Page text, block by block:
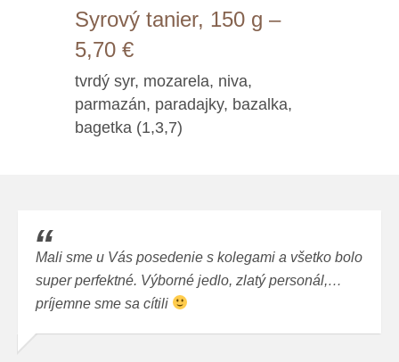
Syrový tanier, 150 g –
5,70 €
tvrdý syr, mozarela, niva,
parmazán, paradajky, bazalka,
bagetka (1,3,7)
Mali sme u Vás posedenie s kolegami a všetko bolo
super perfektné. Výborné jedlo, zlatý personál,…
príjemne sme sa cítili